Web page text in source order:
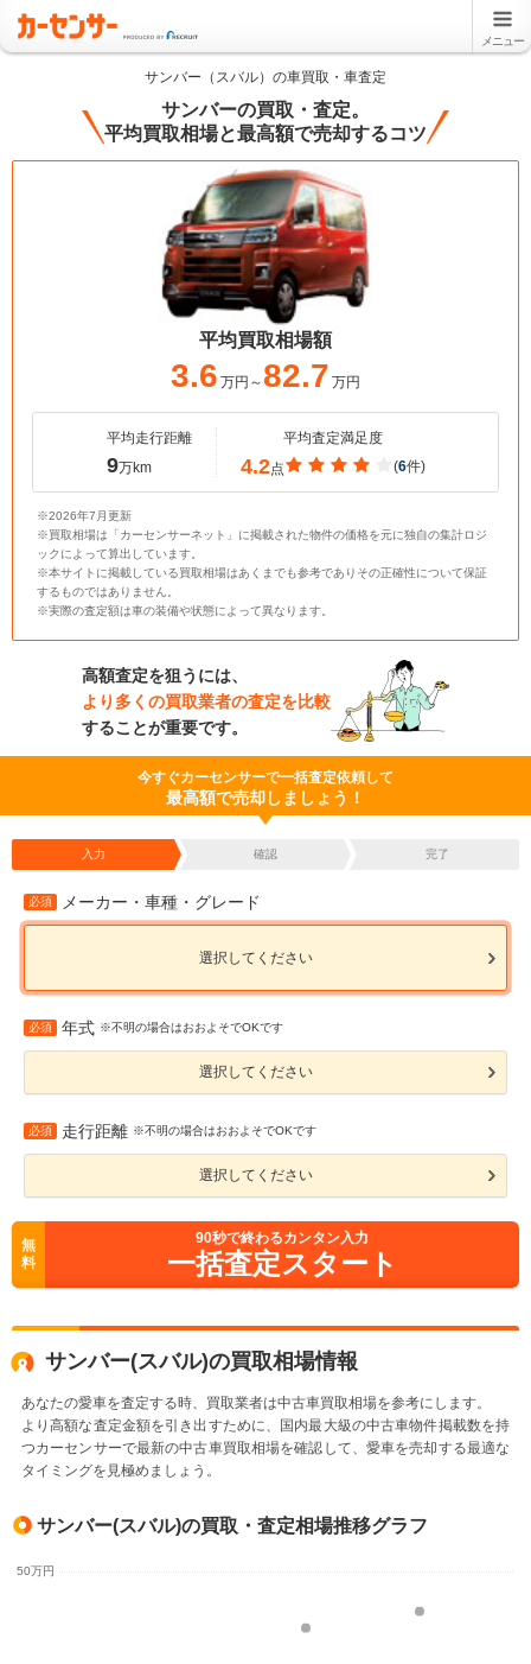
メニュー
サンバー（スバル）の車買取・車査定
サンバーの買取・査定。
平均買取相場と最高額で売却するコツ
平均買取相場額
3.6 万円～ 82.7 万円
平均走行距離
9万km
平均査定満足度
4.2点 (6件)
※2026年7月更新
※買取相場は「カーセンサーネット」に掲載された物件の価格を元に独自の集計ロジ
ックによって算出しています。
※本サイトに掲載している買取相場はあくまでも参考でありその正確性について保証
するものではありません。
※実際の査定額は車の装備や状態によって異なります。
高額査定を狙うには、
より多くの買取業者の査定を比較
することが重要です。
今すぐカーセンサーで一括査定依頼して
最高額で売却しましょう！
入力 確認 完了
必須 メーカー・車種・グレード
選択してください
必須 年式 ※不明の場合はおおよそでOKです
選択してください
必須 走行距離 ※不明の場合はおおよそでOKです
選択してください
無
料
90秒で終わるカンタン入力
一括査定スタート
サンバー(スバル)の買取相場情報
あなたの愛車を査定する時、買取業者は中古車買取相場を参考にします。
より高額な査定金額を引き出すために、国内最大級の中古車物件掲載数を持
つカーセンサーで最新の中古車買取相場を確認して、愛車を売却する最適な
タイミングを見極めましょう。
サンバー(スバル)の買取・査定相場推移グラフ